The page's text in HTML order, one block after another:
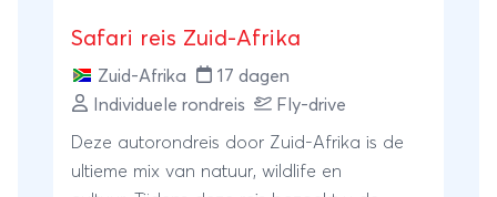
Safari reis Zuid-Afrika
Zuid-Afrika
17 dagen
Individuele rondreis
Fly-drive
Deze autorondreis door Zuid-Afrika is de
ultieme mix van natuur, wildlife en